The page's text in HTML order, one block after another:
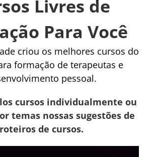
Livres de
Para Você
criou os melhores cursos do
formação de terapeutas e
pessoal.
cursos individualmente ou
temas nossas sugestões de
roteiros de cursos.